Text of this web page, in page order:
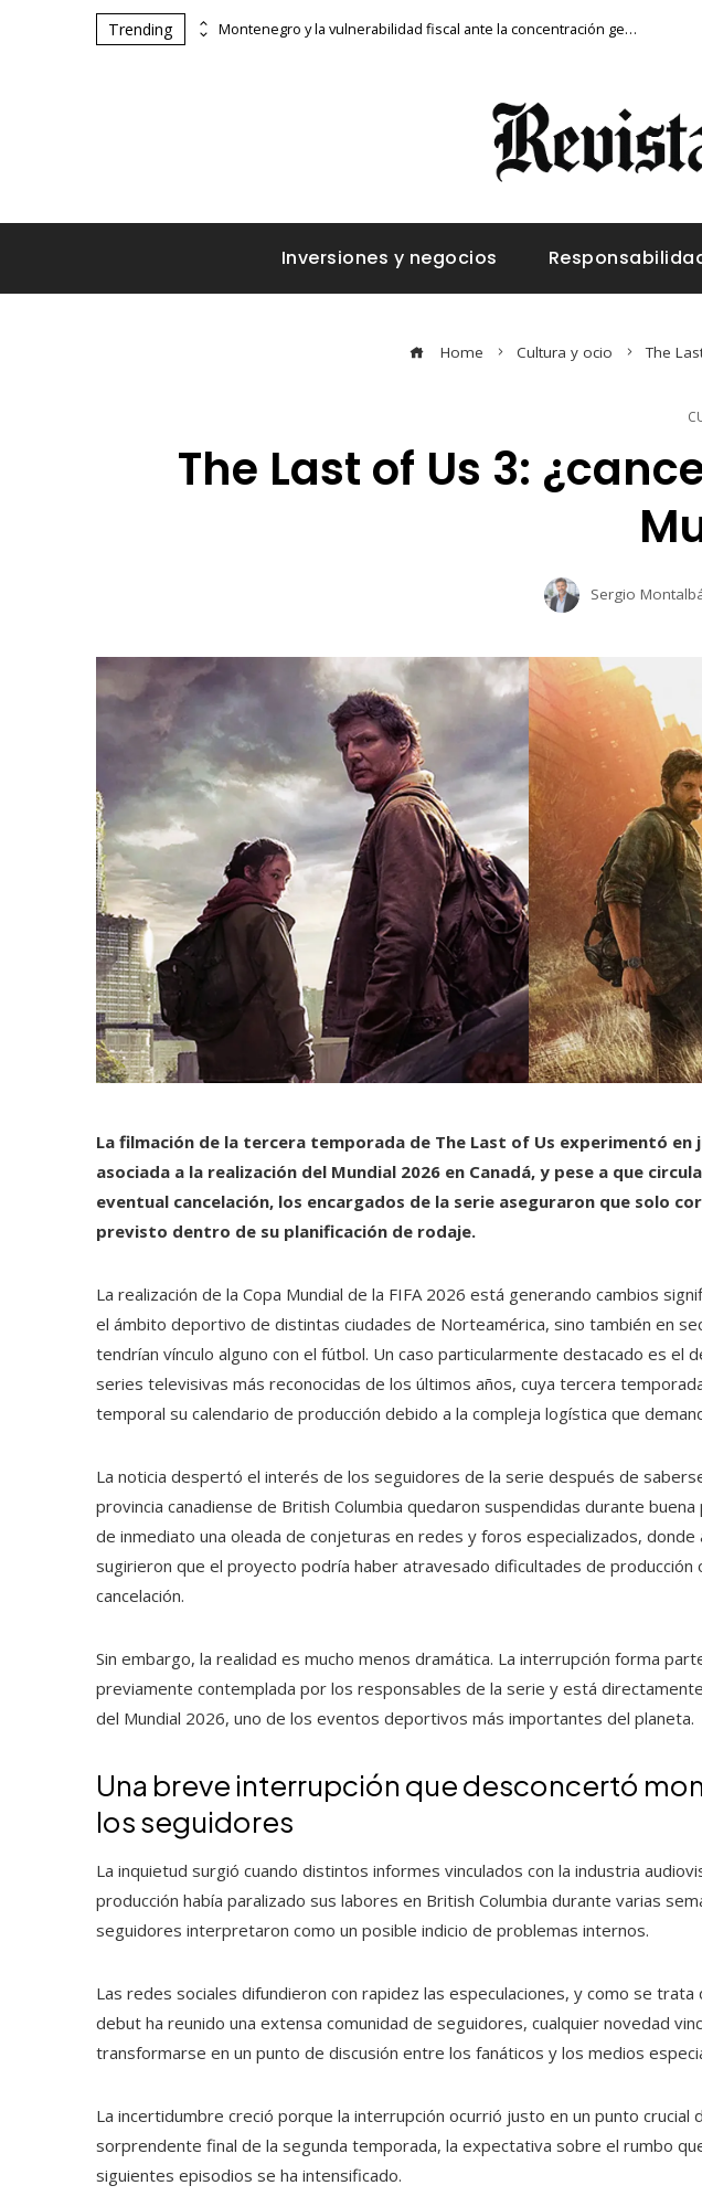
Trending Impacto de los accidentes industriales en la supervisión estatal y ambiental Montenegro y la vulnerabilidad fiscal ante la concentración geográfica del turismo
Inversiones y negocios
Home Cultura y ocio The
The Last of Us 3:
Sergio
La filmación de la tercera temporada de The Last of Us experimentó en
asociada a la realización del Mundial 2026 en Canadá, y pese a que
eventual cancelación, los encargados de la serie aseguraron que solo
previsto dentro de su planificación de rodaje.
La realización de la Copa Mundial de la FIFA 2026 está generando cambios
el ámbito deportivo de distintas ciudades de Norteamérica, sino también en
tendrían vínculo alguno con el fútbol. Un caso particularmente destacado es el
series televisivas más reconocidas de los últimos años, cuya tercera
temporal su calendario de producción debido a la compleja logística que
La noticia despertó el interés de los seguidores de la serie después de
provincia canadiense de British Columbia quedaron suspendidas durante
de inmediato una oleada de conjeturas en redes y foros especializados, donde
sugirieron que el proyecto podría haber atravesado dificultades de producción
cancelación.
Sin embargo, la realidad es mucho menos dramática. La interrupción forma
previamente contemplada por los responsables de la serie y está
del Mundial 2026, uno de los eventos deportivos más importantes del planeta.
Una breve interrupción que desconcertó
los seguidores
La inquietud surgió cuando distintos informes vinculados con la industria
producción había paralizado sus labores en British Columbia durante varias
seguidores interpretaron como un posible indicio de problemas internos.
Las redes sociales difundieron con rapidez las especulaciones, y como se
debut ha reunido una extensa comunidad de seguidores, cualquier novedad
transformarse en un punto de discusión entre los fanáticos y los medios
La incertidumbre creció porque la interrupción ocurrió justo en un punto crucial
sorprendente final de la segunda temporada, la expectativa sobre el rumbo
siguientes episodios se ha intensificado.